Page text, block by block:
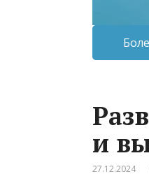
и
27.12.2024